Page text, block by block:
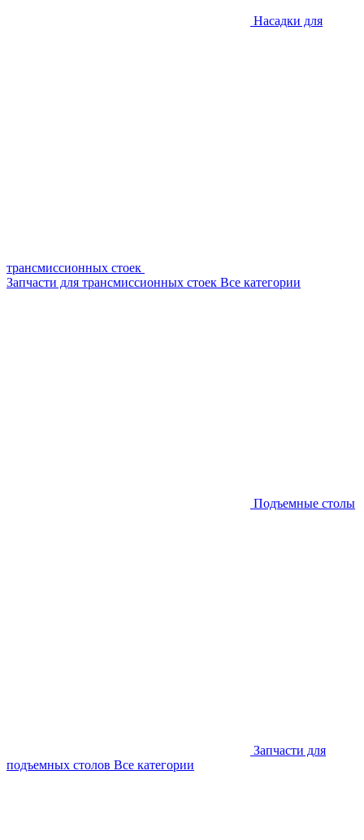
Насадки для
трансмиссионных стоек
Запчасти для трансмиссионных стоек Все категории
Подъемные столы
Запчасти для
подъемных столов Все категории